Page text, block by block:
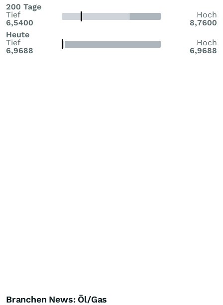
200 Tage
Tief
6,5400
Hoch
8,7600
Heute
Tief
6,9688
Hoch
6,9688
Branchen News: Öl/Gas